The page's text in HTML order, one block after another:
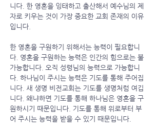
니다. 한 영혼을 잉태하고 출산해서 예수님의 제
자로 키우는 것이 가장 중요한 교회 존재의 이유
입니다.
한 영혼을 구원하기 위해서는 능력이 필요합니
다. 영혼을 구원하는 능력은 인간의 힘으로는 불
가능합니다. 오직 성령님의 능력으로 가능합니
다. 하나님이 주시는 능력은 기도를 통해 주어집
니다. 새 생명 비전교회는 기도를 생명처럼 여깁
니다. 왜냐하면 기도를 통해 하나님은 영혼을 구
원하시기 때문입니다. 기도를 통해 위로부터 부
어 주시는 능력을 받을 수 있기 때문입니다.